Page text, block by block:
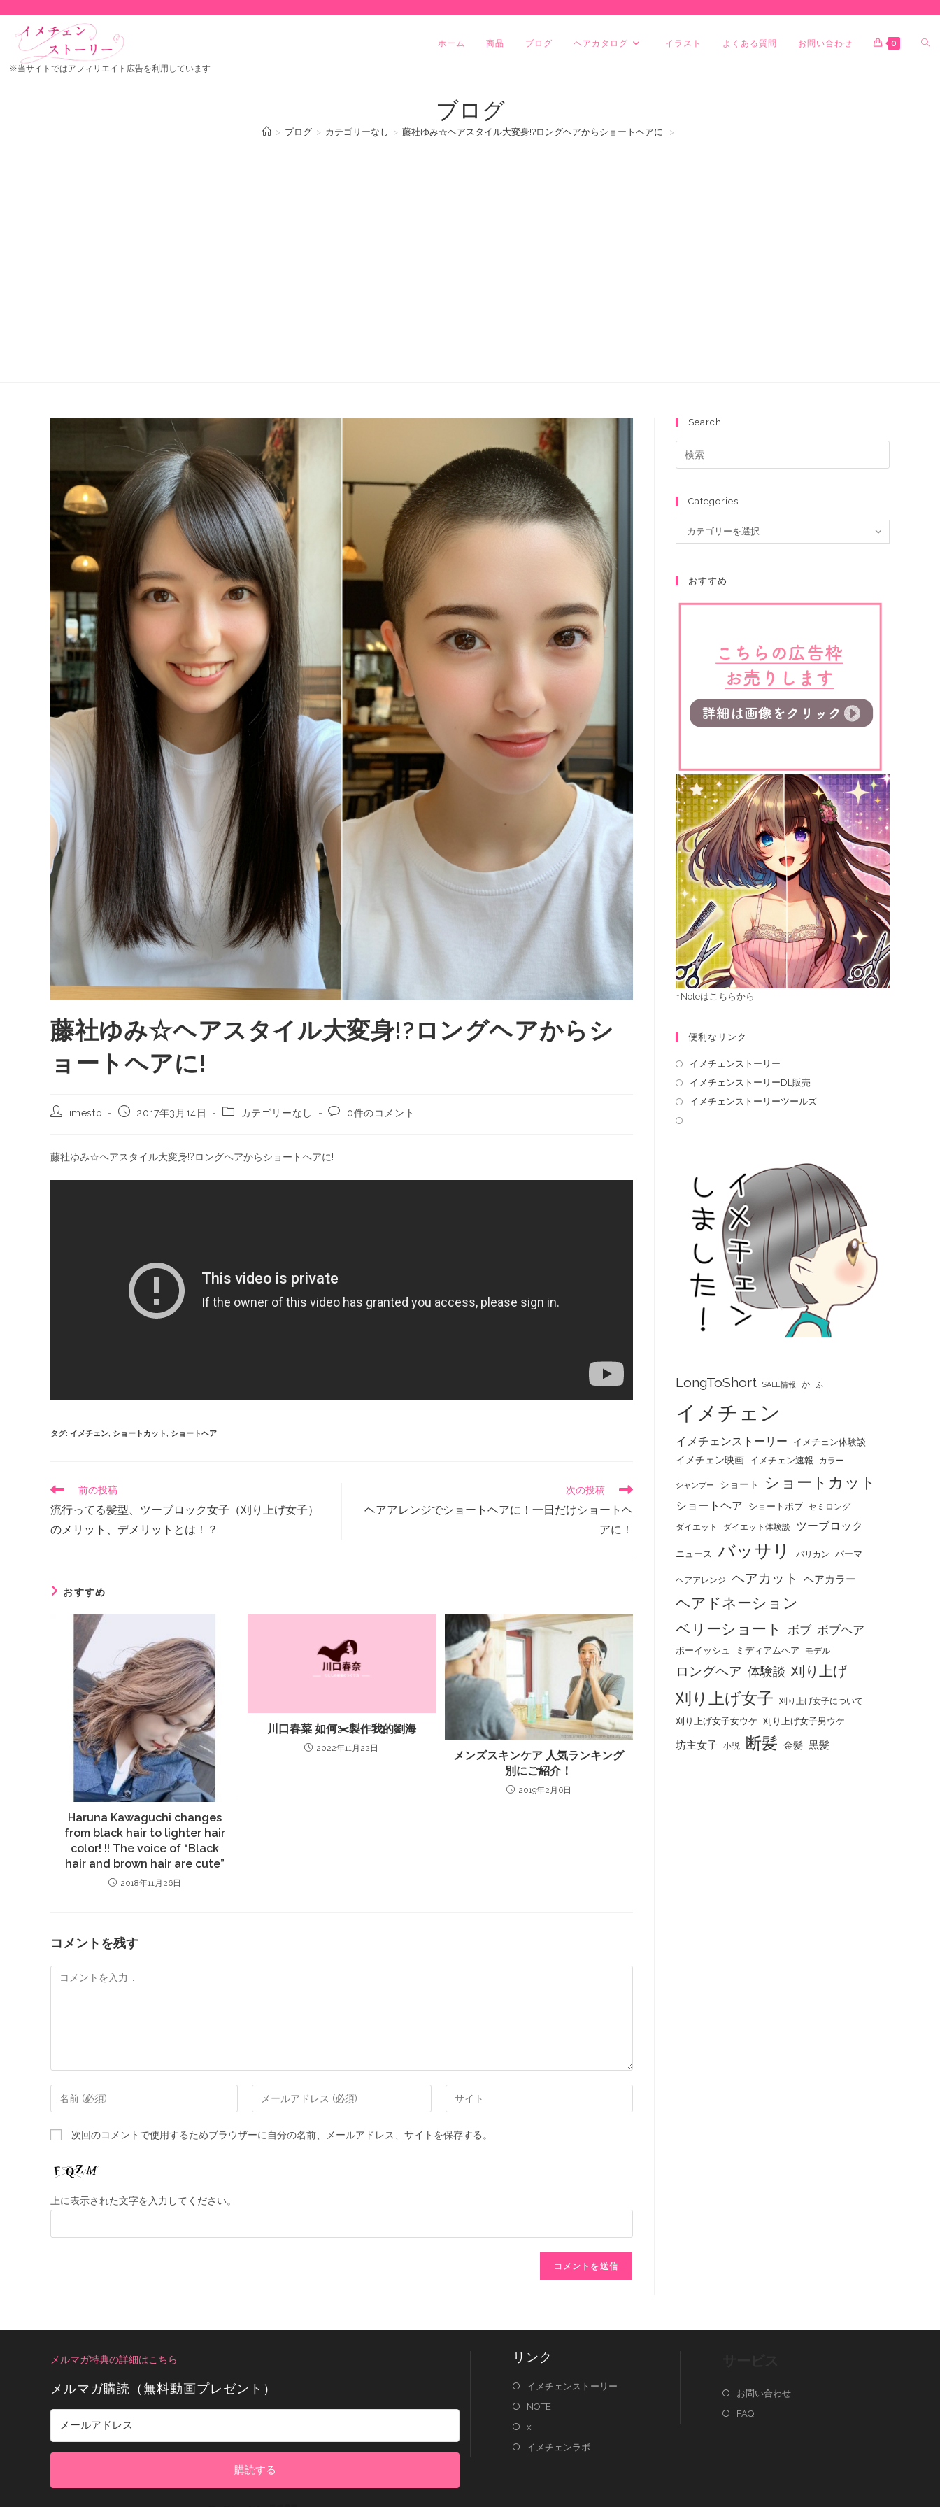
※当サイトではアフィリエイト広告を利用しています
ホーム 商品 ブログ ヘアカタログ イラスト よくある質問 お問い合わせ 0
ブログ
> ブログ > カテゴリーなし > 藤社ゆみ☆ヘアスタイル大変身!?ロングヘアからショートヘアに! >
藤社ゆみ☆ヘアスタイル大変身!?ロングヘアからシ
ョートヘアに!
imesto 2017年3月14日 カテゴリーなし 0件のコメント
藤社ゆみ☆ヘアスタイル大変身!?ロングヘアからショートヘアに!
タグ: イメチェン, ショートカット, ショートヘア
前の投稿
流行ってる髪型、ツーブロック女子（刈り上げ女子）
のメリット、デメリットとは！？
次の投稿
ヘアアレンジでショートヘアに！一日だけショートヘ
アに！
おすすめ
Haruna Kawaguchi changes
from black hair to lighter hair
color! !! The voice of “Black
hair and brown hair are cute”
2018年11月26日
川口春菜 如何✂️製作我的劉海
2022年11月22日
メンズスキンケア 人気ランキング
別にご紹介！
2019年2月6日
コメントを残す
次回のコメントで使用するためブラウザーに自分の名前、メールアドレス、サイトを保存する。
上に表示された文字を入力してください。
Search
Categories
カテゴリーを選択
おすすめ
↑Noteはこちらから
便利なリンク
イメチェンストーリー
イメチェンストーリーDL販売
イメチェンストーリーツールズ
LongToShort SALE情報 か ふ
イメチェン
イメチェンストーリー イメチェン体験談
イメチェン映画 イメチェン速報 カラー
シャンプー ショート ショートカット
ショートヘア ショートボブ セミロング
ダイエット ダイエット体験談 ツーブロック
ニュース バッサリ バリカン パーマ
ヘアアレンジ ヘアカット ヘアカラー
ヘアドネーション
ベリーショート
ボブ ボブヘア
ボーイッシュ ミディアムヘア モデル
ロングヘア 体験談 刈り上げ
刈り上げ女子 刈り上げ女子について
刈り上げ女子女ウケ 刈り上げ女子男ウケ
坊主女子 小説 断髪 金髪 黒髪
メルマガ特典の詳細はこちら
メルマガ購読（無料動画プレゼント）
購読する
リンク
イメチェンストーリー
NOTE
x
イメチェンラボ
お問い合わせ
FAQ